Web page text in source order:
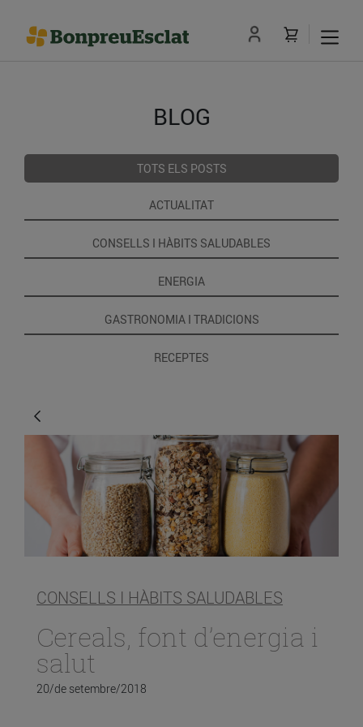
BLOG
TOTS ELS POSTS
ACTUALITAT
CONSELLS I HÀBITS SALUDABLES
ENERGIA
GASTRONOMIA I TRADICIONS
RECEPTES
CONSELLS I HÀBITS SALUDABLES
Cereals, font d’energia i
salut
20/de setembre/2018